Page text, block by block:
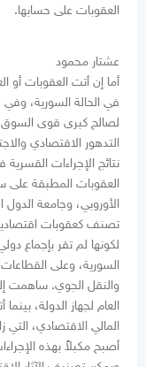
العقوبات على حسابها.
عشتار محمود
أما إن أتت العقوبات
في الحالة السورية،
لصالح كبرى قوى
التدهور الاقتصادي
نتائج الإجراءات
العقوبات المطبقة على
الأوروبي، وجامعة
تصنف كعقوبات اقتصادية
لكونها لم تقر بإجماع
السورية، وعلى القطاعات
والنقل الجوي. ساهمت
العام لجهاز الدولة،
المالي الاقتصادي،
أصبح مكبلاً بهذه